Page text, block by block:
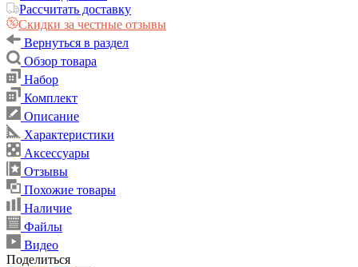
Рассчитать доставку
Скидки за честные отзывы
Вернуться в раздел
Обзор товара
Набор
Комплект
Описание
Характеристики
Аксессуары
Отзывы
Похожие товары
Наличие
Файлы
Видео
Поделиться